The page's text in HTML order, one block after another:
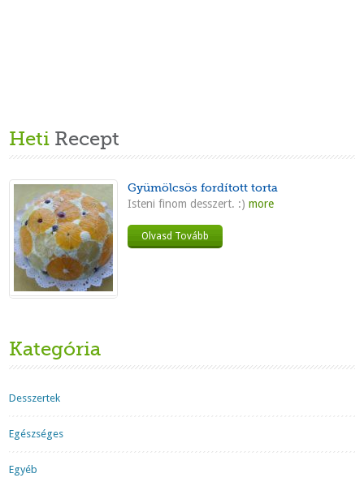
Heti Recept
Gyümölcsös fordított torta
Isteni finom desszert. :) more
Olvasd Tovább
Kategória
Desszertek
Egészséges
Egyéb